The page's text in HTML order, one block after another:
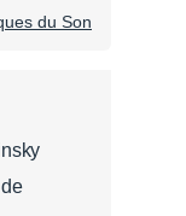
du Son